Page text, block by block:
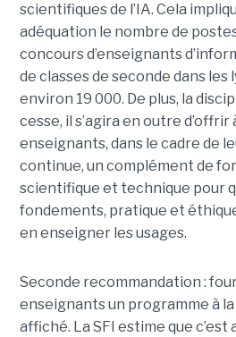
scientifiques de l’IA. Cela
adéquation le nombre de
concours d’enseignants
de classes de seconde dans les
environ 19 000. De plus, la
cesse, il s’agira en outre d’offrir
enseignants, dans le cadre de
continue, un complément de
scientifique et technique pour
fondements, pratique et
en enseigner les usages.
Seconde recommandation :
enseignants un programme à
affiché. La SFI estime que